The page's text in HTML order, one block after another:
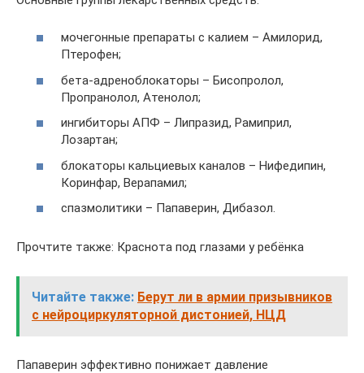
мочегонные препараты с калием – Амилорид,
Птерофен;
бета-адреноблокаторы – Бисопролол,
Пропранолол, Атенолол;
ингибиторы АПФ – Липразид, Рамиприл,
Лозартан;
блокаторы кальциевых каналов – Нифедипин,
Коринфар, Верапамил;
спазмолитики – Папаверин, Дибазол.
Прочтите также: Краснота под глазами у ребёнка
Читайте также: Берут ли в армии призывников
с нейроциркуляторной дистонией, НЦД
Папаверин эффективно понижает давление